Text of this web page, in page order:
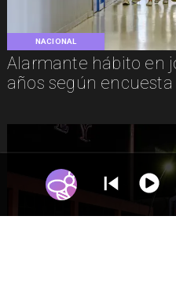
NACIONAL
Alarmante hábito en
años según